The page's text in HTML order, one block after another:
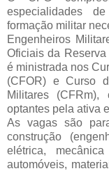
especialidades
formação militar
Engenheiros
Oficiais da
é ministrada nos
(CFOR) e Curso
Militares
optantes pela ativa
As vagas são
construção
elétrica,
automóveis,